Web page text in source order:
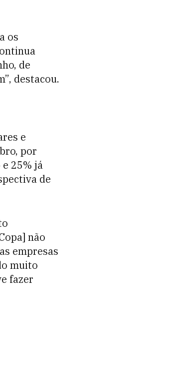
os
de
destacou.
e
por
25% já
de
não
empresas
muito
fazer